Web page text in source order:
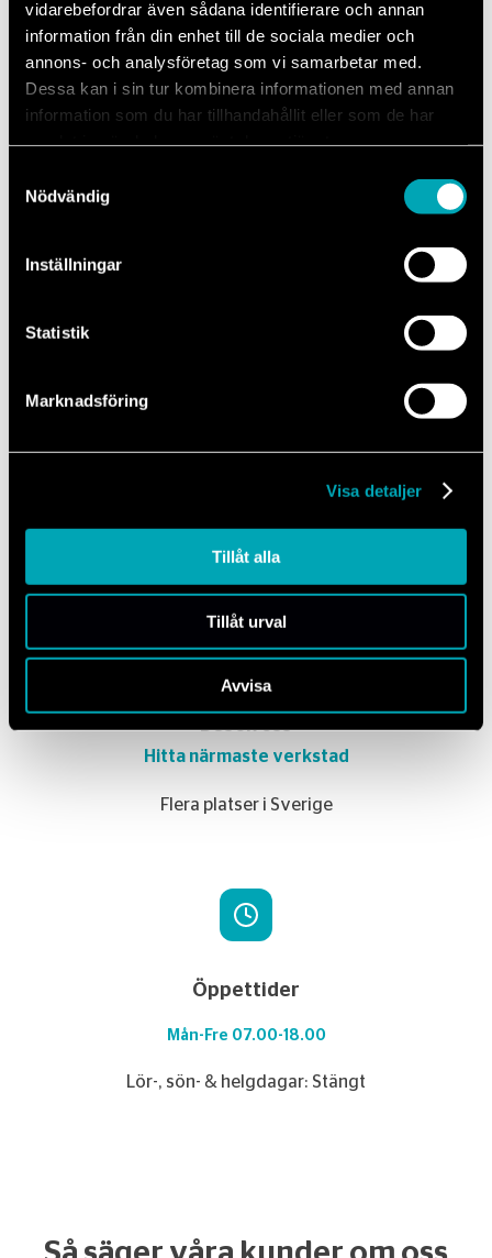
vidarebefordrar även sådana identifierare och annan
information från din enhet till de sociala medier och
annons- och analysföretag som vi samarbetar med.
Dessa kan i sin tur kombinera informationen med annan
information som du har tillhandahållit eller som de har
Nödvändig
Inställningar
Statistik
Marknadsföring
Visa detaljer
Tillåt alla
Tillåt urval
Avvisa
E-post
info@mechanum.com
Besök oss
Hitta närmaste verkstad
Flera platser i Sverige
Öppettider
Mån-Fre 07.00-18.00
Lör-, sön- & helgdagar: Stängt